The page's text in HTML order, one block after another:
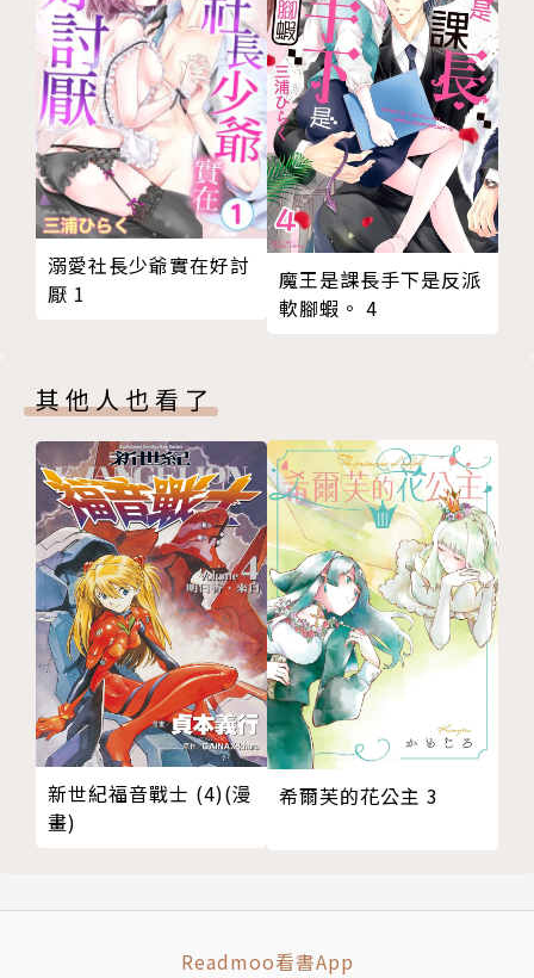
溺愛社長少爺實在好討
厭 1
魔王是課長手下是反派
軟腳蝦。 4
其他人也看了
新世紀福音戰士 (4)(漫
畫)
希爾芙的花公主 3
Readmoo看書App